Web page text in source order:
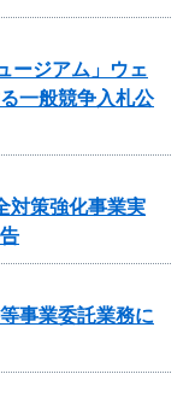
ージアム」ウェ
一般競争入札公
対策強化事業実
事業委託業務に